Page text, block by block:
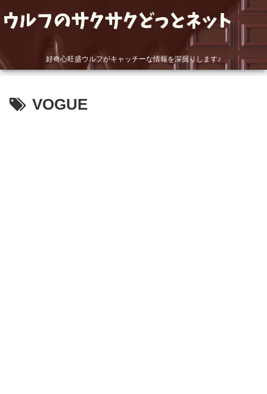
好奇心旺盛ウルフがキャッチーな情報を深掘りします♪
VOGUE